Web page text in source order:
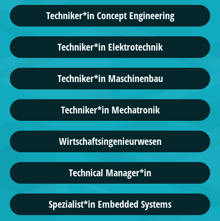
Techniker*in Concept Engineering
Techniker*in Elektrotechnik
Techniker*in Maschinenbau
Techniker*in Mechatronik
Wirtschaftsingenieurwesen
Technical Manager*in
Spezialist*in Embedded Systems